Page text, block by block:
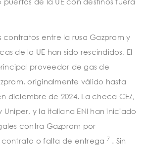
contratos entre la rusa Gazprom y
de la UE han sido rescindidos. El
proveedor de gas de
originalmente válido hasta
diciembre de 2024. La checa CEZ,
Uniper, y la italiana ENI han iniciado
contra Gazprom por
o falta de entrega 7
. Sin